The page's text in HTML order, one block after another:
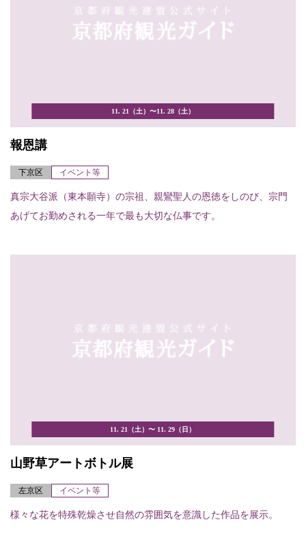
11. 21（土）〜11. 28（土）
報恩講
下京区 イベント等
真宗大谷派（東本願寺）の宗祖、親鸞聖人の恩徳をしのび、宗門
あげてお勤めされる一年で最も大切な仏事です。
11. 21（土）〜 11. 29（日）
山野草アートボトル展
左京区 イベント等
様々な花を特殊乾燥させ自然の雰囲気を意識した作品を展示。